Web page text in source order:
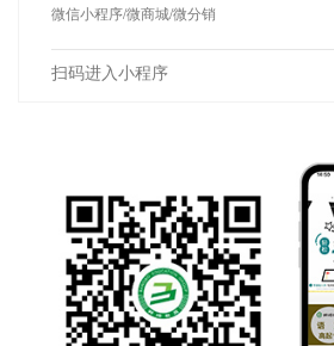
微信小程序/微商城/微分销
扫码进入小程序